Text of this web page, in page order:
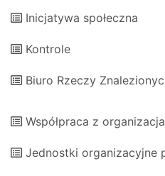
Inicjatywa społeczna
Kontrole
Biuro Rzeczy
Współpraca z
Jednostki organizacyjne